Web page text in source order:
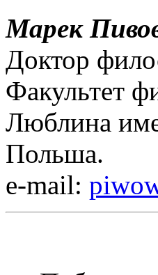
Марек
Доктор
Факультет
Люблина
Польша.
е-mail: